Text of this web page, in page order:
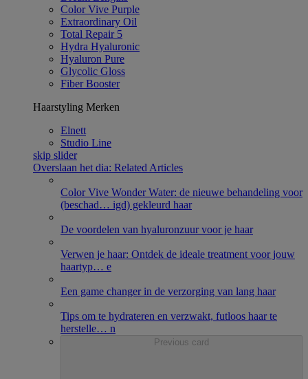
Color Vive Purple
Extraordinary Oil
Total Repair 5
Hydra Hyaluronic
Hyaluron Pure
Glycolic Gloss
Fiber Booster
Haarstyling Merken
Elnett
Studio Line
skip slider
Overslaan het dia: Related Articles
Color Vive Wonder Water: de nieuwe behandeling voor
(beschad… igd) gekleurd haar
De voordelen van hyaluronzuur voor je haar
Verwen je haar: Ontdek de ideale treatment voor jouw
haartyp… e​
Een game changer in de verzorging van lang haar
Tips om te hydrateren en verzwakt, futloos haar te
herstelle… n
Previous card